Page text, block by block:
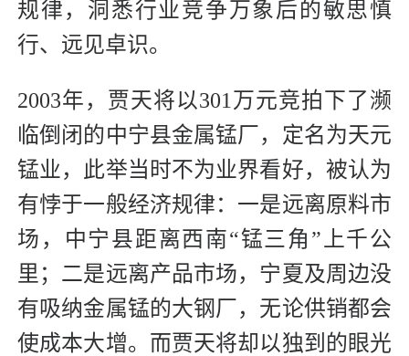
规律，洞悉行业竞争万象后的敏思慎
行、远见卓识。
2003年，贾天将以301万元竞拍下了濒
临倒闭的中宁县金属锰厂，定名为天元
锰业，此举当时不为业界看好，被认为
有悖于一般经济规律：一是远离原料市
场，中宁县距离西南“锰三角”上千公
里；二是远离产品市场，宁夏及周边没
有吸纳金属锰的大钢厂，无论供销都会
使成本大增。而贾天将却以独到的眼光